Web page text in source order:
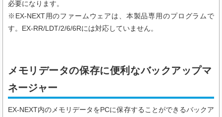
必要になります。
※EX-NEXT用のファームウェアは、本製品専用のプログラムで
す。EX-RR/LDT/2/6/6Rには対応していません。
メモリデータの保存に便利なバックアップマ
ネージャー
EX-NEXT内のメモリデータをPCに保存することができるバックア